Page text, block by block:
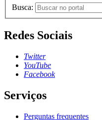
Busca:
Redes Sociais
Twitter
YouTube
Facebook
Serviços
Perguntas frequentes